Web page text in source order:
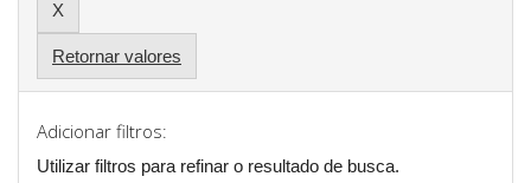
Retornar valores
Adicionar filtros:
Utilizar filtros para refinar o resultado de busca.